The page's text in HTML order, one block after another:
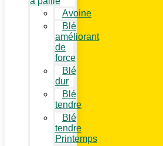
Avoine
Blé
améliorant
de
force
Blé
dur
Blé
tendre
Blé
tendre
Printemps